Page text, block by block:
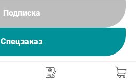
Подписка
Спецзаказ